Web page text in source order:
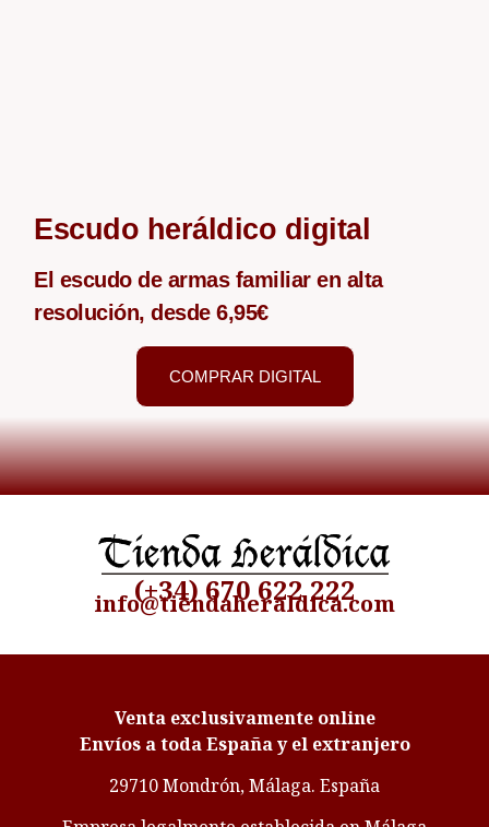
Escudo heráldico digital
El escudo de armas familiar en alta
resolución, desde 6,95€
COMPRAR DIGITAL
(+34) 670 622 222
info@tiendaheraldica.com
Venta exclusivamente online
Envíos a toda España y el extranjero
29710 Mondrón, Málaga. España